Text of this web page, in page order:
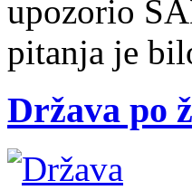
upozorio
pitanja je
Država po